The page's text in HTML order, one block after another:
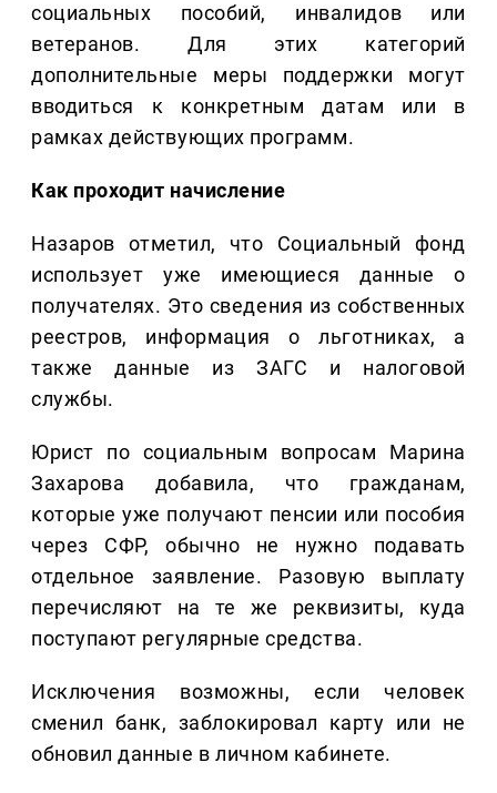
социальных пособий, инвалидов или
ветеранов. Для этих категорий
дополнительные меры поддержки могут
вводиться к конкретным датам или в
рамках действующих программ.
Как проходит начисление
Назаров отметил, что Социальный фонд
использует уже имеющиеся данные о
получателях. Это сведения из собственных
реестров, информация о льготниках, а
также данные из ЗАГС и налоговой
службы.
Юрист по социальным вопросам Марина
Захарова добавила, что гражданам,
которые уже получают пенсии или пособия
через СФР, обычно не нужно подавать
отдельное заявление. Разовую выплату
перечисляют на те же реквизиты, куда
поступают регулярные средства.
Исключения возможны, если человек
сменил банк, заблокировал карту или не
обновил данные в личном кабинете.